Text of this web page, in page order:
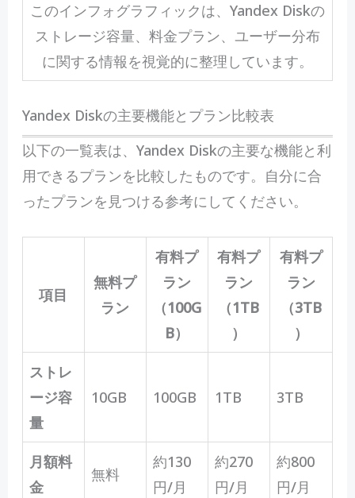
このインフォグラフィックは、Yandex Diskの
ストレージ容量、料金プラン、ユーザー分布
に関する情報を視覚的に整理しています。
Yandex Diskの主要機能とプラン比較表
以下の一覧表は、Yandex Diskの主要な機能と利
用できるプランを比較したものです。自分に合
ったプランを見つける参考にしてください。
項目
無料プ
ラン
有料プ
ラン
（100G
B）
有料プ
ラン
（1TB
）
有料プ
ラン
（3TB
）
ストレ
ージ容
量
10GB 100GB 1TB 3TB
月額料
金
無料
約130
円/月
約270
円/月
約800
円/月